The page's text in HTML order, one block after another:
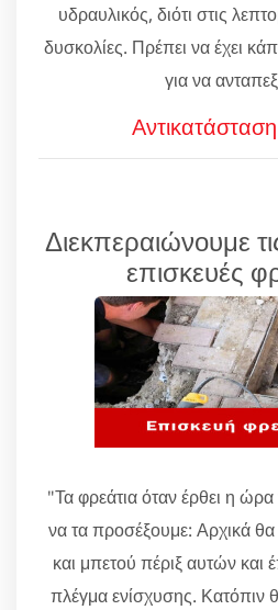
υδραυλικός, διότι στις
δυσκολίες. Πρέπει να έχει
για να
Διεκπεραιώνουμε
επισκευές
"Τα φρεάτια όταν έρθει η
να τα προσέξουμε: Αρχικά θα
και μπετού πέριξ αυτών και
πλέγμα ενίσχυσης. Κατόπιν